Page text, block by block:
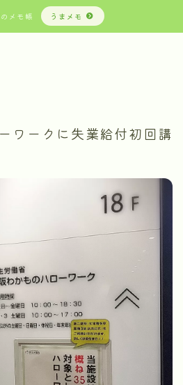
メモ帳 うまメモ
ワークに失業給付初回講